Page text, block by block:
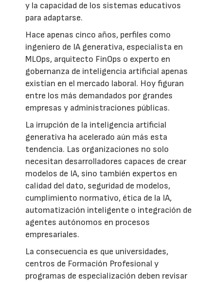
y la capacidad de los sistemas educativos
para adaptarse.
Hace apenas cinco años, perfiles como
ingeniero de IA generativa, especialista en
MLOps, arquitecto FinOps o experto en
gobernanza de inteligencia artificial apenas
existían en el mercado laboral. Hoy figuran
entre los más demandados por grandes
empresas y administraciones públicas.
La irrupción de la inteligencia artificial
generativa ha acelerado aún más esta
tendencia. Las organizaciones no solo
necesitan desarrolladores capaces de crear
modelos de IA, sino también expertos en
calidad del dato, seguridad de modelos,
cumplimiento normativo, ética de la IA,
automatización inteligente o integración de
agentes autónomos en procesos
empresariales.
La consecuencia es que universidades,
centros de Formación Profesional y
programas de especialización deben revisar